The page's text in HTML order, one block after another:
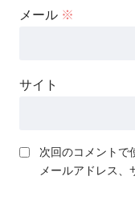
メール ※
サイト
次回のコメントで
メールアドレス、